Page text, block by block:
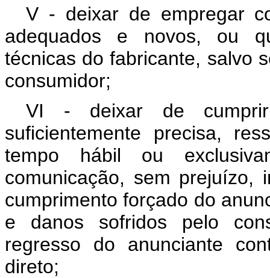
V - deixar de empregar
adequados e novos, ou
técnicas do fabricante, salvo
consumidor;
VI - deixar de
suficientemente precisa,
tempo hábil ou
comunicação, sem prejuízo,
cumprimento forçado do
e danos sofridos pelo
regresso do anunciante
direto;